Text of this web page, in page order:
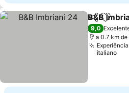
Partilhar
B&B
9,0
a 0.7 km
italiano